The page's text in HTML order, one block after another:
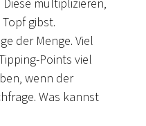
multiplizieren,
gibst.
der Menge. Viel
Points viel
wenn der
Was kannst